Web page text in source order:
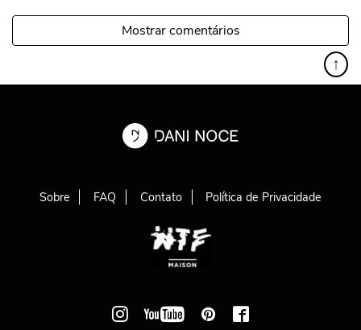
Mostrar comentários
↑
Sobre FAQ Contato Política de Privacidade